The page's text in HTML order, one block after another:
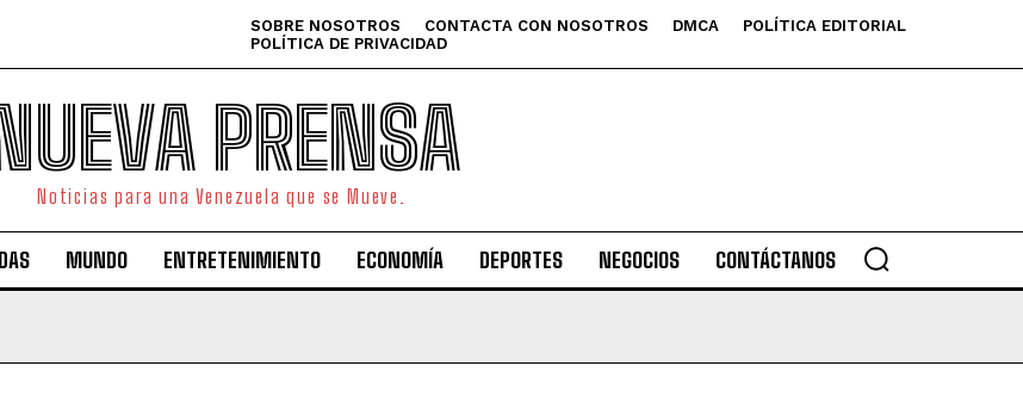
SOBRE NOSOTROS CONTACTA CON NOSOTROS DMCA
POLÍTICA EDITORIAL
POLÍTICA DE PRIVACIDAD
PRENSA
Noticias para una Venezuela que se Mueve.
MUNDO ENTRETENIMIENTO ECONOMÍA DEPORTES NEGOCIOS CONTÁCTANOS